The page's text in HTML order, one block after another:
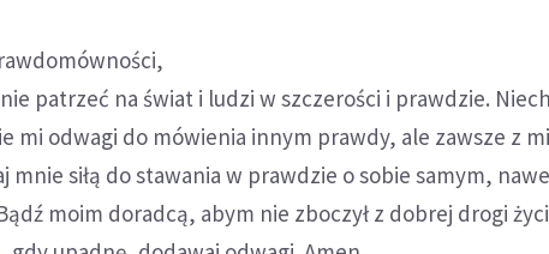
patrzeć na świat i ludzi w szczerości i prawdzie.
mi odwagi do mówienia innym prawdy, ale zawsze z
mnie siłą do stawania w prawdzie o sobie samym,
moim doradcą, abym nie zboczył z dobrej drogi